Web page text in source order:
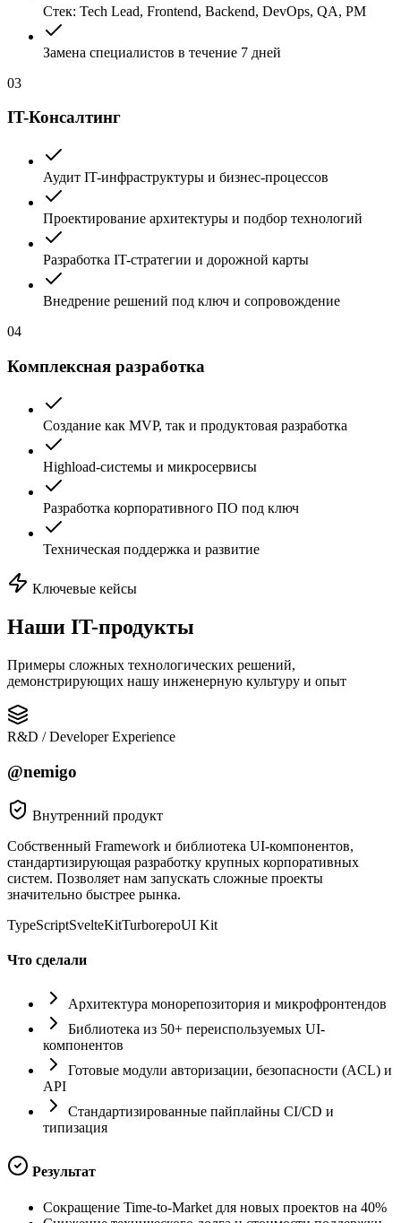
Стек: Tech Lead, Frontend, Backend, DevOps, QA, PM
Замена специалистов в течение 7 дней
03
IT-Консалтинг
Аудит IT-инфраструктуры и бизнес-процессов
Проектирование архитектуры и подбор технологий
Разработка IT-стратегии и дорожной карты
Внедрение решений под ключ и сопровождение
04
Комплексная разработка
Создание как MVP, так и продуктовая разработка
Highload-системы и микросервисы
Разработка корпоративного ПО под ключ
Техническая поддержка и развитие
Ключевые кейсы
Наши IT-продукты
Примеры сложных технологических решений,
демонстрирующих нашу инженерную культуру и опыт
R&D / Developer Experience
@nemigo
Внутренний продукт
Собственный Framework и библиотека UI-компонентов,
стандартизирующая разработку крупных корпоративных
систем. Позволяет нам запускать сложные проекты
значительно быстрее рынка.
TypeScriptSvelteKitTurborepoUI Kit
Что сделали
Архитектура монорепозитория и микрофронтендов
Библиотека из 50+ переиспользуемых UI-
компонентов
Готовые модули авторизации, безопасности (ACL) и
API
Стандартизированные пайплайны CI/CD и
типизация
Результат
Сокращение Time-to-Market для новых проектов на 40%